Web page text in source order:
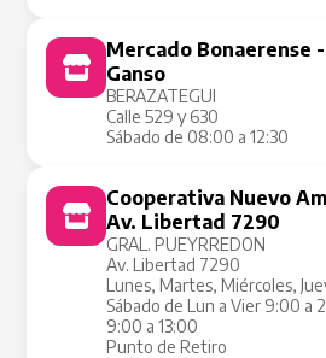
Mercado Bonaerense
Ganso
BERAZATEGUI
Calle 529 y 630
Sábado de 08:00 a 12:30
Cooperativa Nuevo
Av. Libertad 7290
GRAL. PUEYRREDON
Av. Libertad 7290
Lunes, Martes, Miércoles,
Sábado de Lun a Vier 9:00 a
9:00 a 13:00
Punto de Retiro